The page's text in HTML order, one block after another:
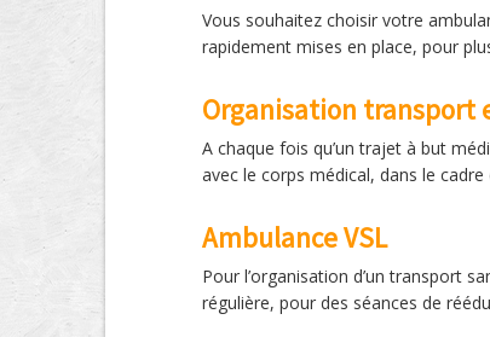
Vous souhaitez choisir votre
rapidement mises en place, pour
Organisation transport
A chaque fois qu’un trajet à but
avec le corps médical, dans le
Ambulance VSL
Pour l’organisation d’un transport
régulière, pour des séances de